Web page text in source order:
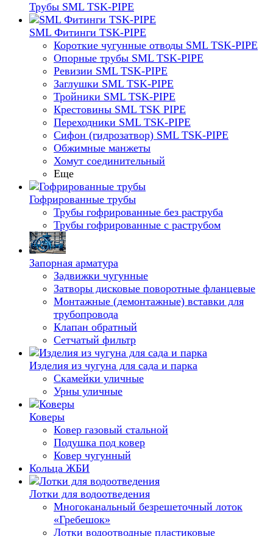
Трубы SML TSK-PIPE
SML Фитинги TSK-PIPE
Короткие чугунные отводы SML TSK-PIPE
Опорные трубы SML TSK-PIPE
Ревизии SML TSK-PIPE
Заглушки SML TSK-PIPE
Тройники SML TSK-PIPE
Крестовины SML TSK PIPE
Переходники SML TSK-PIPE
Сифон (гидрозатвор) SML TSK-PIPE
Обжимные манжеты
Хомут соединительный
Еще
Гофрированные трубы
Трубы гофрированные без раструба
Трубы гофрированные с раструбом
Запорная арматура
Задвижки чугунные
Затворы дисковые поворотные фланцевые
Монтажные (демонтажные) вставки для
трубопровода
Клапан обратный
Сетчатый фильтр
Изделия из чугуна для сада и парка
Скамейки уличные
Урны уличные
Коверы
Ковер газовый стальной
Подушка под ковер
Ковер чугунный
Кольца ЖБИ
Лотки для водоотведения
Многоканальный безрешеточный лоток
«Гребешок»
Лотки водоотводные пластиковые